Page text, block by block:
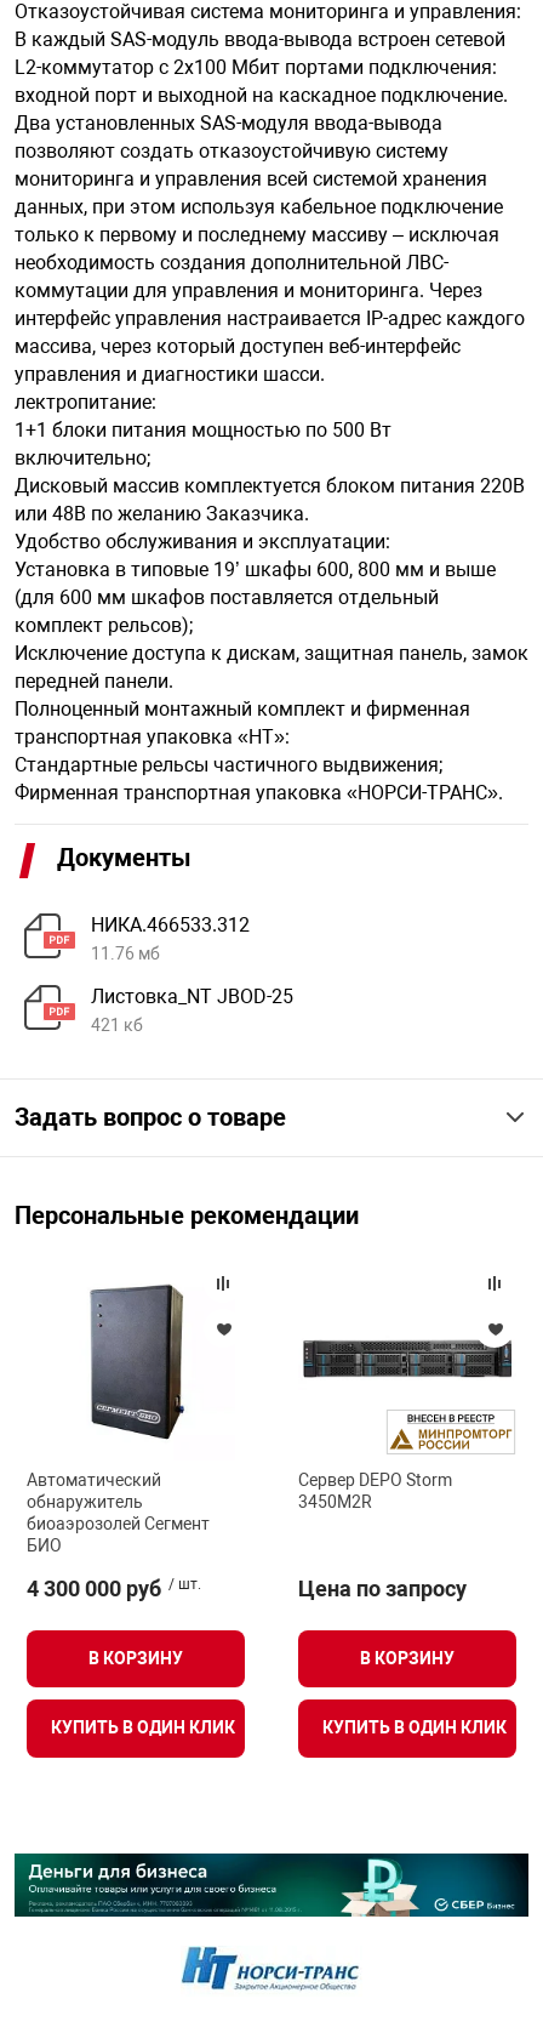
Отказоустойчивая система мониторинга и управления:
В каждый SAS-модуль ввода-вывода встроен сетевой
L2-коммутатор с 2х100 Мбит портами подключения:
входной порт и выходной на каскадное подключение.
Два установленных SAS-модуля ввода-вывода
позволяют создать отказоустойчивую систему
мониторинга и управления всей системой хранения
данных, при этом используя кабельное подключение
только к первому и последнему массиву – исключая
необходимость создания дополнительной ЛВС-
коммутации для управления и мониторинга. Через
интерфейс управления настраивается IP-адрес каждого
массива, через который доступен веб-интерфейс
управления и диагностики шасси.
лектропитание:
1+1 блоки питания мощностью по 500 Вт
включительно;
Дисковый массив комплектуется блоком питания 220В
или 48В по желанию Заказчика.
Удобство обслуживания и эксплуатации:
Установка в типовые 19’ шкафы 600, 800 мм и выше
(для 600 мм шкафов поставляется отдельный
комплект рельсов);
Исключение доступа к дискам, защитная панель, замок
передней панели.
Полноценный монтажный комплект и фирменная
транспортная упаковка «НТ»:
Стандартные рельсы частичного выдвижения;
Фирменная транспортная упаковка «НОРСИ-ТРАНС».
Документы
НИКА.466533.312
11.76 мб
Листовка_NT JBOD-25
421 кб
Задать вопрос о товаре
Персональные рекомендации
Автоматический
обнаружитель
биоаэрозолей Сегмент
БИО
4 300 000 руб / шт.
В КОРЗИНУ
КУПИТЬ В ОДИН КЛИК
Сервер DEPO Storm
3450M2R
Цена по запросу
В КОРЗИНУ
КУПИТЬ В ОДИН КЛИК